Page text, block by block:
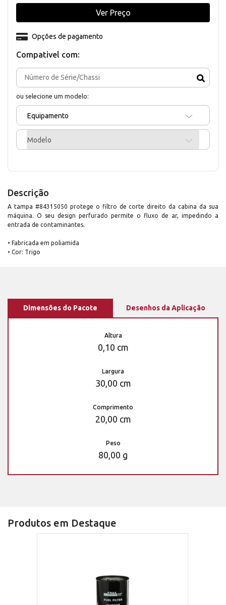
Compativel com:
ou selecione um modelo:
Equipamento
Modelo
Opções de pagamento
Ver Preço
Descrição
A tampa #84315050 protege o filtro de corte direito da cabina da sua
máquina. O seu design perfurado permite o fluxo de ar, impedindo a
entrada de contaminantes.
• Fabricada em poliamida
• Cor: Trigo
Dimensões do Pacote Desenhos da Aplicação
Altura
0,10 cm
Largura
30,00 cm
Comprimento
20,00 cm
Peso
80,00 g
Produtos em Destaque